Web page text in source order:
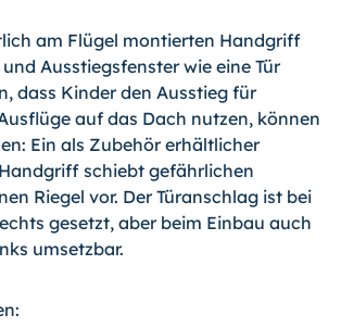
am Flügel montierten Handgriff
Ausstiegsfenster wie eine Tür
dass Kinder den Ausstieg für
auf das Dach nutzen, können
Ein als Zubehör erhältlicher
schiebt gefährlichen
Riegel vor. Der Türanschlag ist bei
gesetzt, aber beim Einbau auch
umsetzbar.